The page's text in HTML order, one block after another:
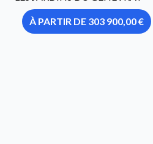
À PARTIR DE 303 900,00 €